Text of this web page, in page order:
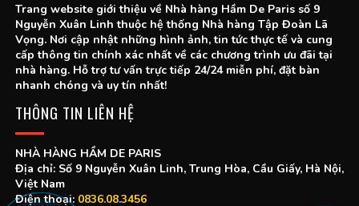
Trang website giới thiệu về Nhà hàng Hầm De Paris số 9
Nguyễn Xuân Linh thuộc hệ thống Nhà hàng Tập Đoàn Lã
Vọng. Nơi cập nhật những hình ảnh, tin tức thực tế và cung
cấp thông tin chính xác nhất về các chương trình ưu đãi tại
nhà hàng. Hỗ trợ tư vấn trực tiếp 24/24 miễn phí, đặt bàn
nhanh chóng và uy tín nhất!
THÔNG TIN LIÊN HỆ
NHÀ HÀNG HẦM DE PARIS
Địa chỉ: Số 9 Nguyễn Xuân Linh, Trung Hòa, Cầu Giấy, Hà Nội,
Việt Nam
Điện thoại: 0836.08.3456